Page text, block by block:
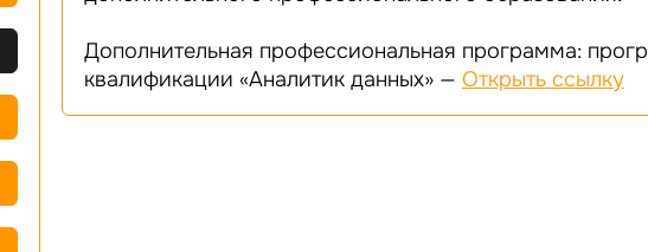
Дополнительная профессиональная программа:
квалификации «Аналитик данных» — Открыть ссылку